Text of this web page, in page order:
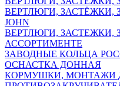
ВЕРТЛЮГИ, ЗАСТЁЖКИ,
JOHN
ВЕРТЛЮГИ, ЗАСТЕЖКИ,
АССОРТИМЕНТЕ
ЗАВОДНЫЕ КОЛЬЦА
ОСНАСТКА ДОННАЯ
КОРМУШКИ, МОНТАЖИ